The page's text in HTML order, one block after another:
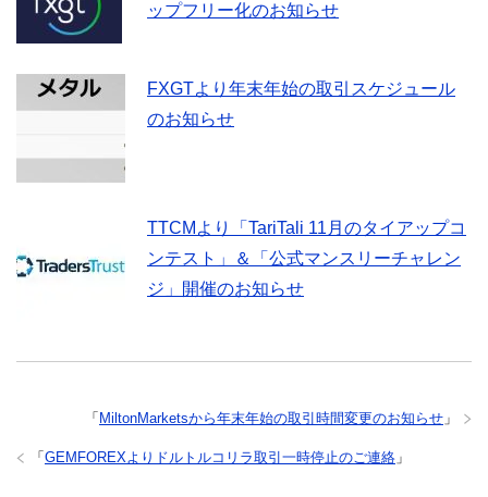
ップフリー化のお知らせ
FXGTより年末年始の取引スケジュール
のお知らせ
TTCMより「TariTali 11月のタイアップコ
ンテスト」＆「公式マンスリーチャレン
ジ」開催のお知らせ
「 MiltonMarketsから年末年始の取引時間変更のお知らせ 」
「 GEMFOREXよりドルトルコリラ取引一時停止のご連絡 」